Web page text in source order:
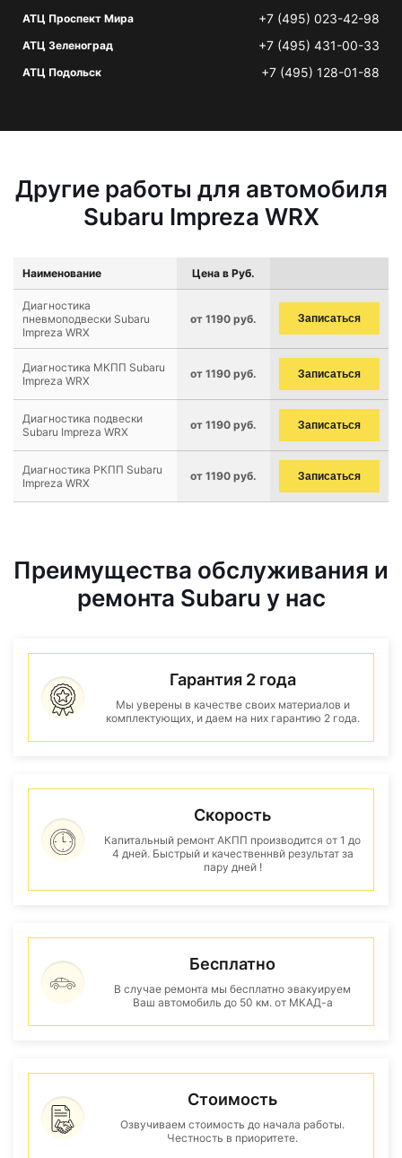
АТЦ Проспект Мира +7 (495) 023-42-98
АТЦ Зеленоград +7 (495) 431-00-33
АТЦ Подольск +7 (495) 128-01-88
Другие работы для автомобиля
Subaru Impreza WRX
Наименование Цена в Руб.
Диагностика
пневмоподвески Subaru
Impreza WRX
от 1190 руб. Записаться
Диагностика МКПП Subaru
Impreza WRX
от 1190 руб. Записаться
Диагностика подвески
Subaru Impreza WRX
от 1190 руб. Записаться
Диагностика РКПП Subaru
Impreza WRX
от 1190 руб. Записаться
Преимущества обслуживания и
ремонта Subaru у нас
Гарантия 2 года
Мы уверены в качестве своих материалов и
комплектующих, и даем на них гарантию 2 года.
Скорость
Капитальный ремонт АКПП производится от 1 до
4 дней. Быстрый и качественнвй результат за
пару дней !
Бесплатно
В случае ремонта мы бесплатно эвакуируем
Ваш автомобиль до 50 км. от МКАД-а
Стоимость
Озвучиваем стоимость до начала работы.
Честность в приоритете.